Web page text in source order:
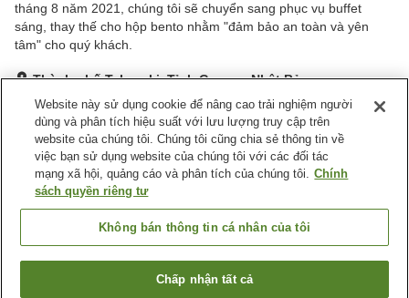
tháng 8 năm 2021, chúng tôi sẽ chuyển sang phục vụ buffet
sáng, thay thế cho hộp bento nhằm "đảm bảo an toàn và yên
tâm" cho quý khách.
Thành phố Takasaki, Tỉnh Gunma, Nhật Bản
Hiển thị trên bản đồ
Rất tốt Đánh giá:409lượt
Tiện nghi chỗ nghỉ
Spa / Salon
Nhà hàng
Máy bán hàng tự động
Phòng họp
Tỉnh Gunma
Tìm phòng trống
Website này sử dụng cookie để nâng cao trải nghiệm người
dùng và phân tích hiệu suất với lưu lượng truy cập trên
website của chúng tôi. Chúng tôi cũng chia sẻ thông tin về
việc bạn sử dụng website của chúng tôi với các đối tác
mạng xã hội, quảng cáo và phân tích của chúng tôi. Chính
sách quyền riêng tư
Không bán thông tin cá nhân của tôi
Chấp nhận tất cả